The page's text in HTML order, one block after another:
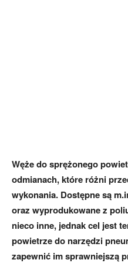
Węże do sprężonego
odmianach, które różni
wykonania. Dostępne są
oraz wyprodukowane z
nieco inne, jednak cel jest
powietrze do narzędzi
zapewnić im sprawniejszą